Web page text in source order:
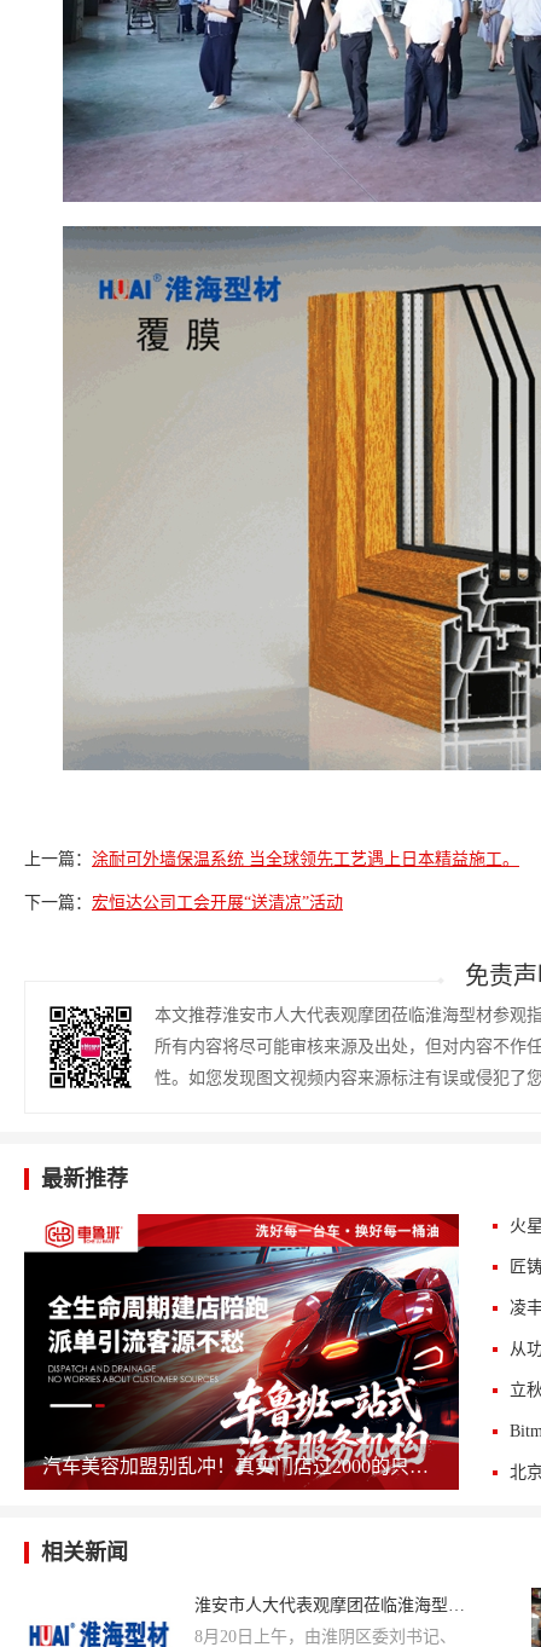
上一篇： 涂耐可外墙保温系统 当全球领先工艺遇上日本精益施工。
下一篇： 宏恒达公司工会开展“送清凉”活动
免责
本文推荐淮安市人大代表观摩团莅临淮海型材参观
所有内容将尽可能审核来源及出处，但对内容不作
性。如您发现图文视频内容来源标注有误或侵犯了
最新推荐
汽车美容加盟别乱冲！真实门店过2000的只剩这几家，其余慎碰！
火
匠
相关新闻
淮安市人大代表观摩团莅临淮海型材参观指导
8月20日上午，由淮阴区委刘书记、